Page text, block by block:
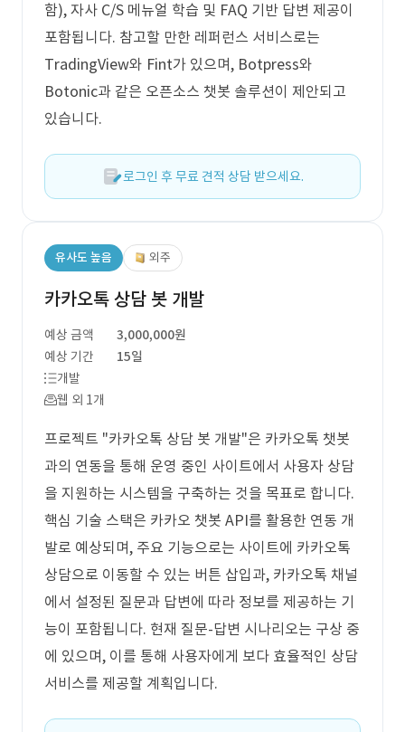
함), 자사 C/S 메뉴얼 학습 및 FAQ 기반 답변 제공이
포함됩니다. 참고할 만한 레퍼런스 서비스로는
TradingView와 Fint가 있으며, Botpress와
Botonic과 같은 오픈소스 챗봇 솔루션이 제안되고
있습니다.
로그인 후 무료 견적 상담 받으세요.
유사도 높음 외주
카카오톡 상담 봇 개발
예상 금액
3,000,000원
예상 기간
15일
개발
웹 외 1개
프로젝트 "카카오톡 상담 봇 개발"은 카카오톡 챗봇
과의 연동을 통해 운영 중인 사이트에서 사용자 상담
을 지원하는 시스템을 구축하는 것을 목표로 합니다.
핵심 기술 스택은 카카오 챗봇 API를 활용한 연동 개
발로 예상되며, 주요 기능으로는 사이트에 카카오톡
상담으로 이동할 수 있는 버튼 삽입과, 카카오톡 채널
에서 설정된 질문과 답변에 따라 정보를 제공하는 기
능이 포함됩니다. 현재 질문-답변 시나리오는 구상 중
에 있으며, 이를 통해 사용자에게 보다 효율적인 상담
서비스를 제공할 계획입니다.